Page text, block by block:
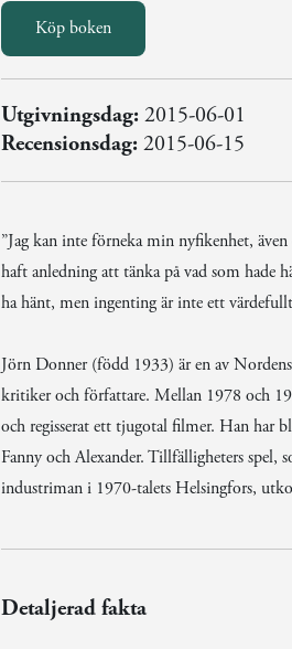
Köp boken
Utgivningsdag:2015-06-01
Recensionsdag:2015-06-15
”Jag kan inte förneka min nyfikenhet,
haft anledning att tänka på vad som hade
ha hänt, men ingenting är inte ett
Jörn Donner (född 1933) är en av
kritiker och författare. Mellan 1978 och
och regisserat ett tjugotal filmer. Han har
Fanny och Alexander. Tillfälligheters spel,
industriman i 1970-talets Helsingfors,
Detaljerad fakta